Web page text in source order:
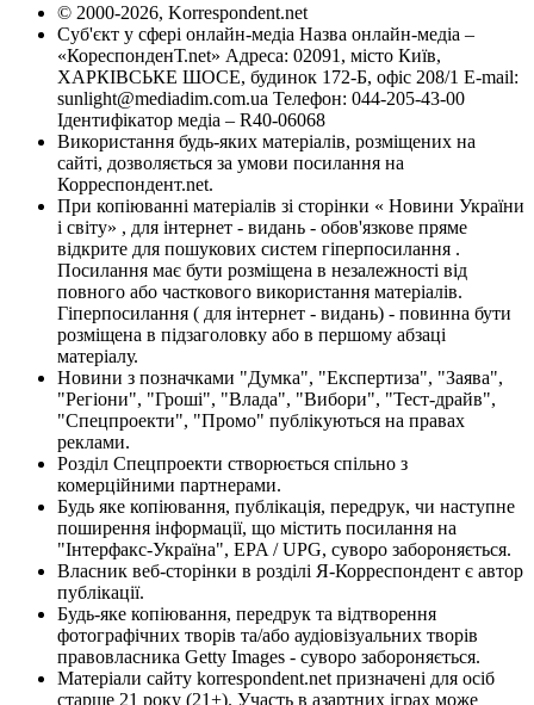
© 2000-2026, Korrespondent.net
Суб'єкт у сфері онлайн-медіа Назва онлайн-медіа –
«КореспонденТ.net» Адреса: 02091, місто Київ,
ХАРКІВСЬКЕ ШОСЕ, будинок 172-Б, офіс 208/1 E-mail:
sunlight@mediadim.com.ua Телефон: 044-205-43-00
Ідентифікатор медіа – R40-06068
Використання будь-яких матеріалів, розміщених на
сайті, дозволяється за умови посилання на
Корреспондент.net.
При копіюванні матеріалів зі сторінки « Новини України
і світу» , для інтернет - видань - обов'язкове пряме
відкрите для пошукових систем гіперпосилання .
Посилання має бути розміщена в незалежності від
повного або часткового використання матеріалів.
Гіперпосилання ( для інтернет - видань) - повинна бути
розміщена в підзаголовку або в першому абзаці
матеріалу.
Новини з позначками "Думка", "Експертиза", "Заява",
"Регіони", "Гроші", "Влада", "Вибори", "Тест-драйв",
"Спецпроекти", "Промо" публікуються на правах
реклами.
Розділ Спецпроекти створюється спільно з
комерційними партнерами.
Будь яке копіювання, публікація, передрук, чи наступне
поширення інформації, що містить посилання на
"Інтерфакс-Україна", EPA / UPG, суворо забороняється.
Власник веб-сторінки в розділі Я-Корреспондент є автор
публікації.
Будь-яке копіювання, передрук та відтворення
фотографічних творів та/або аудіовізуальних творів
правовласника Getty Images - суворо забороняється.
Матеріали сайту korrespondent.net призначені для осіб
старше 21 року (21+). Участь в азартних іграх може